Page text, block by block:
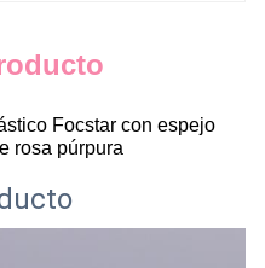
Focstar con espejo
rosa púrpura